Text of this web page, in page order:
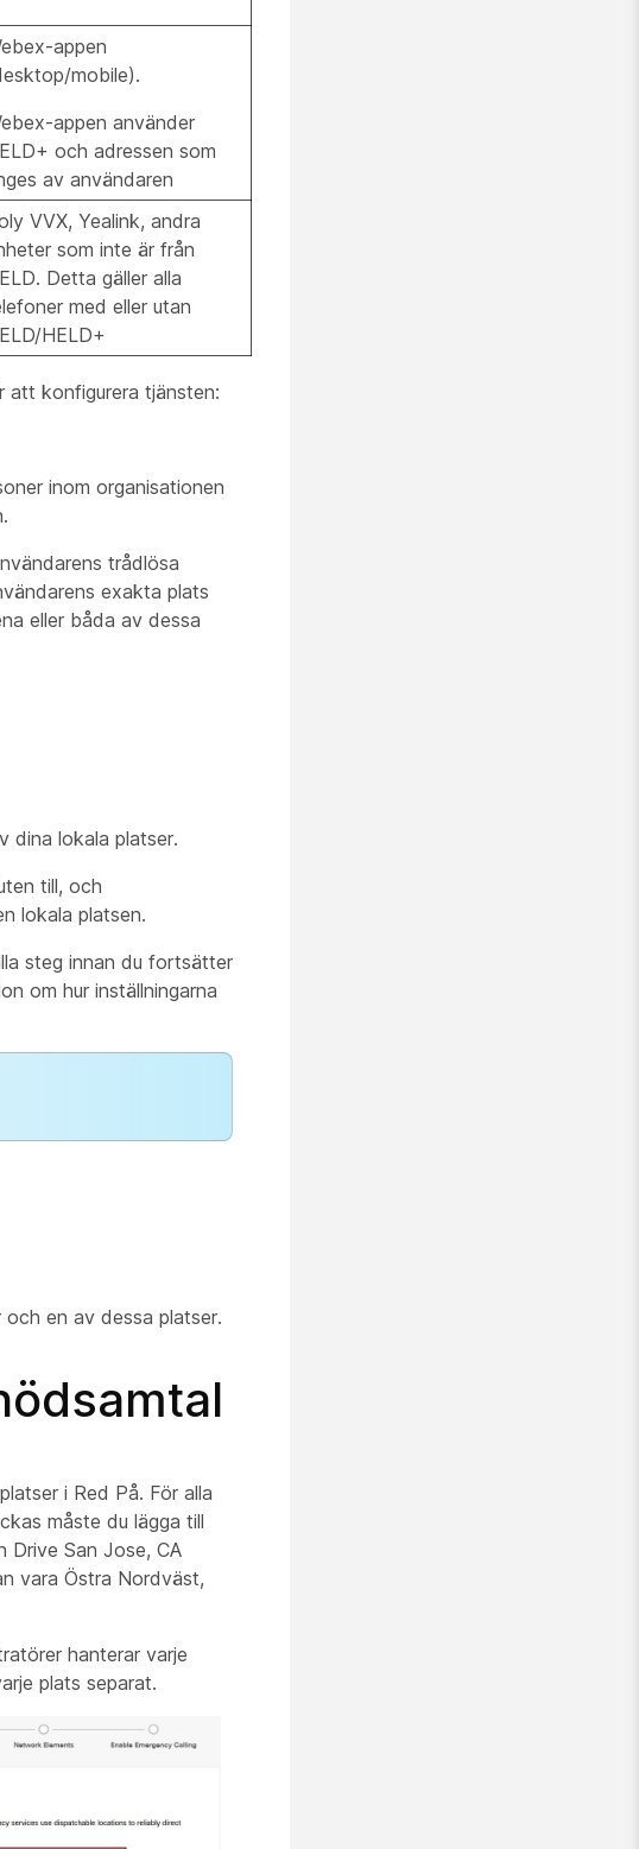
appen
mobile).
appen använder
och adressen som
av användaren
VVX, Yealink, andra
som inte är från
Detta gäller alla
med eller utan
HELD+
att konfigurera tjänsten:
inom organisationen
trådlösa
exakta plats
eller båda av dessa
dina lokala platser.
till, och
lokala platsen.
steg innan du fortsätter
om hur inställningarna
en av dessa platser.
i Red På. För alla
måste du lägga till
Drive San Jose, CA
vara Östra Nordväst,
hanterar varje
plats separat.